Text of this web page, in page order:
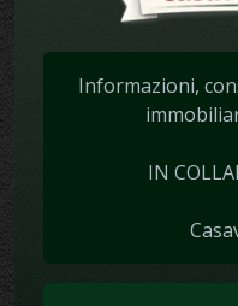
Informazioni,
IN